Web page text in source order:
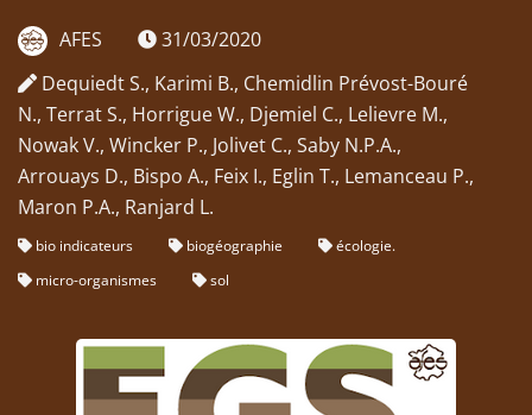
AFES
31/03/2020
Dequiedt S., Karimi B., Chemidlin Prévost-Bouré
N., Terrat S., Horrigue W., Djemiel C., Lelievre M.,
Nowak V., Wincker P., Jolivet C., Saby N.P.A.,
Arrouays D., Bispo A., Feix I., Eglin T., Lemanceau P.,
Maron P.A., Ranjard L.
bio indicateurs biogéographie
écologie.
micro-organismes
sol